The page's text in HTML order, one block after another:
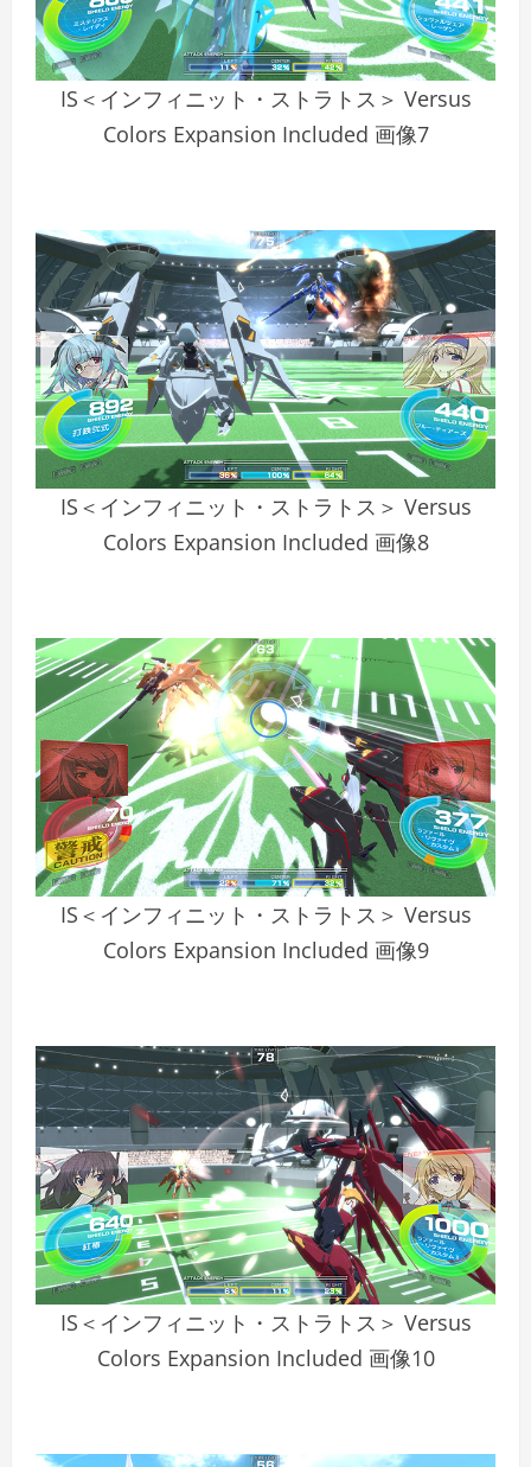
IS＜インフィニット・ストラトス＞ Versus
Colors Expansion Included 画像7
IS＜インフィニット・ストラトス＞ Versus
Colors Expansion Included 画像8
IS＜インフィニット・ストラトス＞ Versus
Colors Expansion Included 画像9
IS＜インフィニット・ストラトス＞ Versus
Colors Expansion Included 画像10